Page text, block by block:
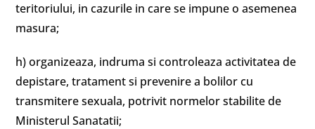
teritoriului, in cazurile in care se impune o asemenea
masura;
h) organizeaza, indruma si controleaza activitatea de
depistare, tratament si prevenire a bolilor cu
transmitere sexuala, potrivit normelor stabilite de
Ministerul Sanatatii;